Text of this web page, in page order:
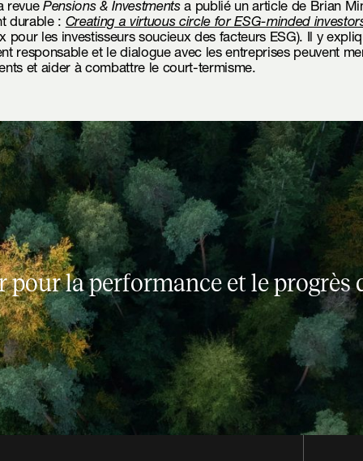
revuePensions & Investmentsa publié un article de Brian
durable : Creating a virtuous circle for ESG-minded
pour les investisseurs soucieux des facteurs ESG). Il y
responsable et le dialogue avec les entreprises peuvent
et aider à combattre le court-termisme.
pour la performance et le progrès
pourlaperformance et leprogrès